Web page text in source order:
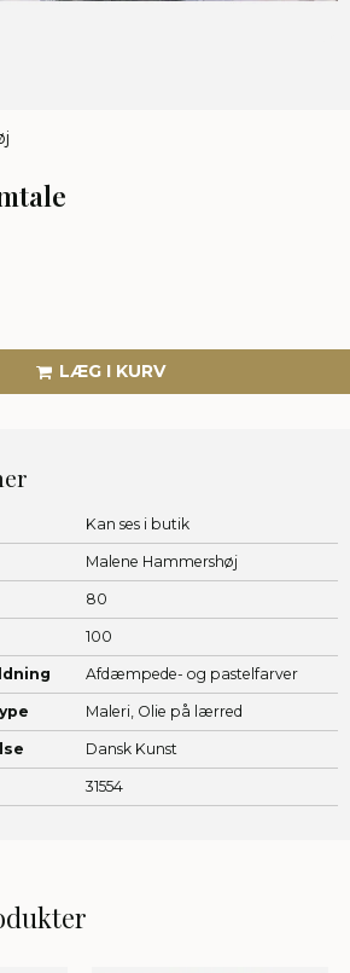
LÆG I KURV
Kan ses i butik
Malene Hammershøj
80
100
Afdæmpede- og pastelfarver
Maleri, Olie på lærred
Dansk Kunst
31554